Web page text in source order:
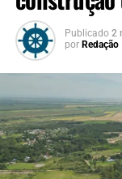
de apresentar os
considerados
suplentes.
poderão
possibilidade, em
edital, junto à
Regularização
Publicado 2
por Redação